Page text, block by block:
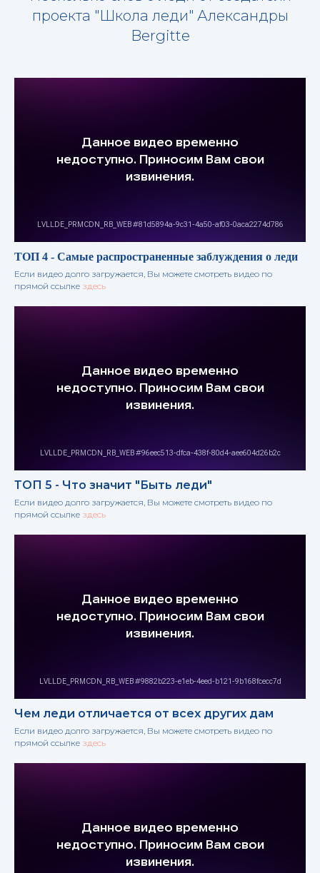
проекта "Школа леди" Александры
Bergitte
ТОП 4 - Самые распространенные заблуждения о леди
Если видео долго загружается, Вы можете смотреть видео по
прямой ссылке здесь
ТОП 5 - Что значит "Быть леди"
Если видео долго загружается, Вы можете смотреть видео по
прямой ссылке здесь
Чем леди отличается от всех других дам
Если видео долго загружается, Вы можете смотреть видео по
прямой ссылке здесь